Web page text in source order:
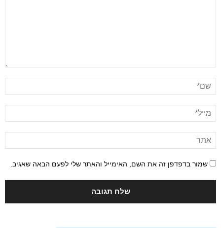
שמור בדפדפן זה את השם, האימייל והאתר שלי לפעם הבאה שאגיב.